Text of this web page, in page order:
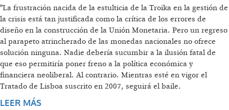
"La frustración nacida de la estulticia de la Troika en la gestión de
la crisis está tan justificada como la crítica de los errores de
diseño en la construcción de la Unión Monetaria. Pero un regreso
al parapeto atrincherado de las monedas nacionales no ofrece
solución ninguna. Nadie debería sucumbir a la ilusión fatal de
que eso permitiría poner freno a la política económica y
financiera neoliberal. Al contrario. Mientras esté en vigor el
Tratado de Lisboa suscrito en 2007, seguirá el baile.
LEER MÁS